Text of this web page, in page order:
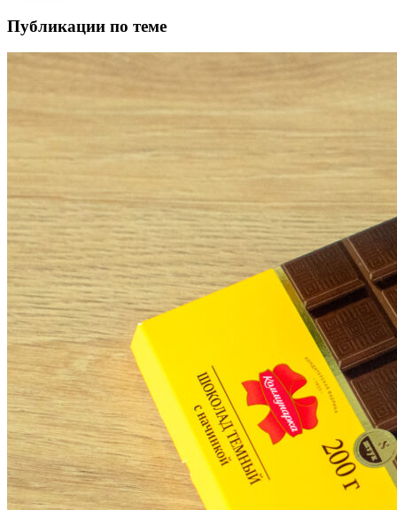
Публикации по теме